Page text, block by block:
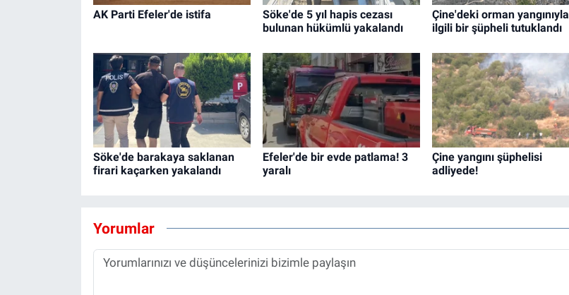
AK Parti Efeler'de istifa
Söke'de 5 yıl hapis cezası
bulunan hükümlü yakalandı
Çine'deki orman yangınıyla
ilgili bir şüpheli tutuklandı
Söke'de barakaya saklanan
firari kaçarken yakalandı
Efeler'de bir evde patlama! 3
yaralı
Çine yangını şüphelisi
adliyede!
Yorumlar